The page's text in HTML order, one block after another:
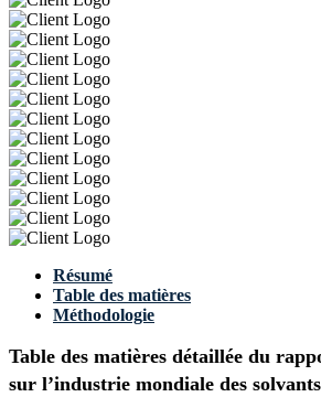
Résumé
Table des matières
Méthodologie
Table des matières détaillée du
sur l’industrie mondiale des